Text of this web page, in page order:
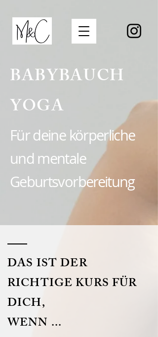
BABYBAUCH
YOGA
Für deine körperliche
und mentale
Geburtsvorbereitung
DAS IST DER
RICHTIGE KURS FÜR
DICH,
WENN ...